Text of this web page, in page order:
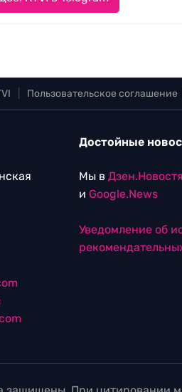
Пользовательское соглашение
Достойные
Мы в
и Google.News
Уведомление об